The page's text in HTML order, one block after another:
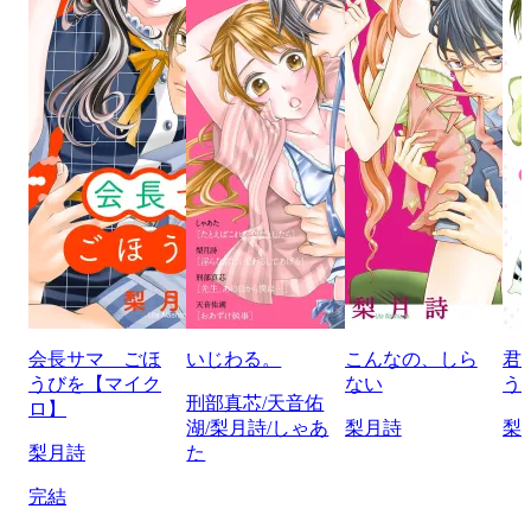
会長サマ ごほ
うびを【マイク
ロ】
梨月詩
完結
いじわる。
刑部真芯/天音佑
湖/梨月詩/しゃあ
た
こんなの、しら
ない
梨月詩
君
う
梨